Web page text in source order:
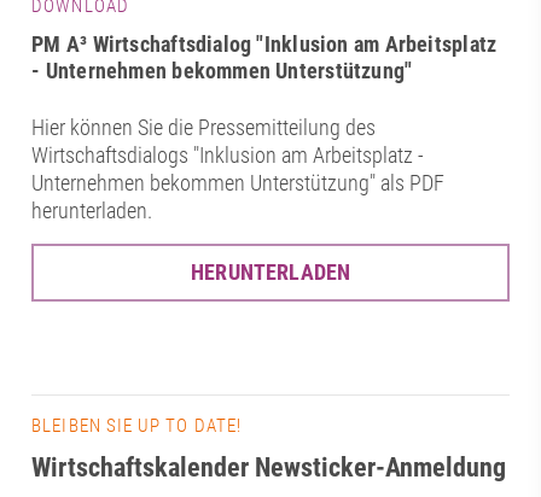
DOWNLOAD
PM A³ Wirtschaftsdialog "Inklusion am Arbeitsplatz
- Unternehmen bekommen Unterstützung"
Hier können Sie die Pressemitteilung des
Wirtschaftsdialogs "Inklusion am Arbeitsplatz -
Unternehmen bekommen Unterstützung" als PDF
herunterladen.
HERUNTERLADEN
BLEIBEN SIE UP TO DATE!
Wirtschaftskalender Newsticker-Anmeldung